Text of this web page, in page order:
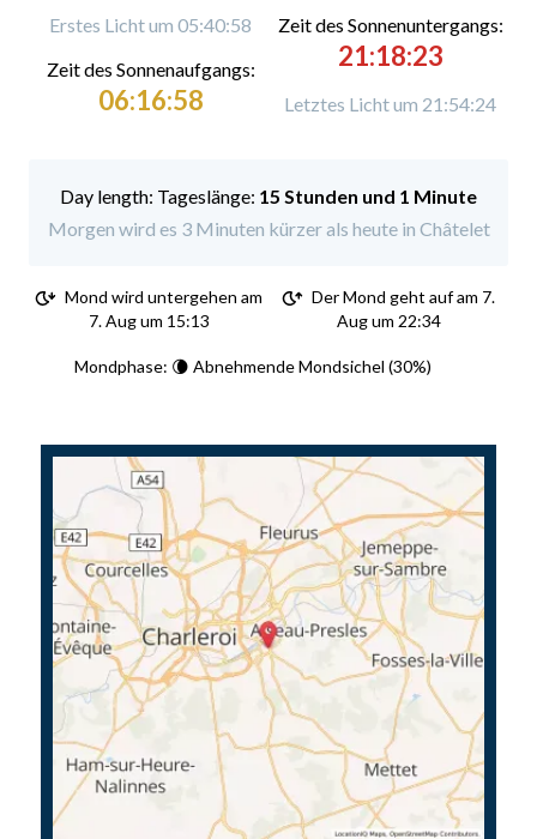
Erstes Licht um 05:40:58
Zeit des Sonnenaufgangs:
06:16:58
Zeit des Sonnenuntergangs:
21:18:23
Letztes Licht um 21:54:24
Tageslänge: 15 Stunden und 1 Minute
Morgen wird es 3 Minuten kürzer als heute in Châtelet
Mond wird untergehen am
7. Aug um 15:13
Der Mond geht auf am 7.
Aug um 22:34
Mondphase: 🌘 Abnehmende Mondsichel (30%)